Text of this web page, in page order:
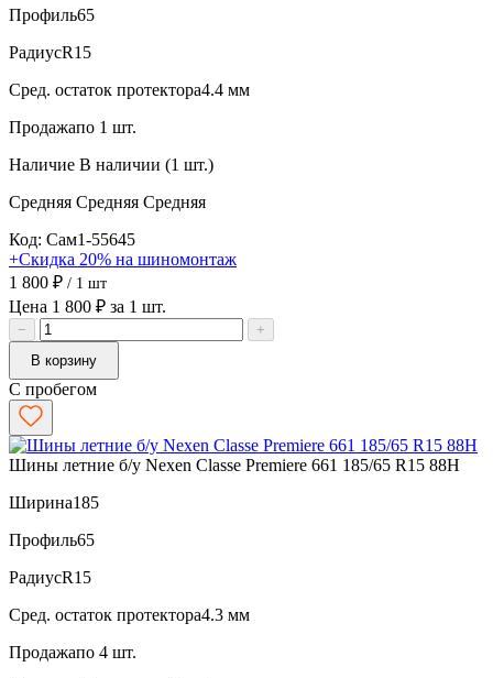
Профиль65
РадиусR15
Сред. остаток протектора4.4 мм
Продажапо 1 шт.
Наличие В наличии (1 шт.)
Средняя Средняя Средняя
Код: Сам1-55645
+Скидка 20% на шиномонтаж
1 800 ₽ / 1 шт
Цена 1 800 ₽ за 1 шт.
−
+
В корзину
С пробегом
Шины летние б/у Nexen Classe Premiere 661 185/65 R15 88H
Ширина185
Профиль65
РадиусR15
Сред. остаток протектора4.3 мм
Продажапо 4 шт.